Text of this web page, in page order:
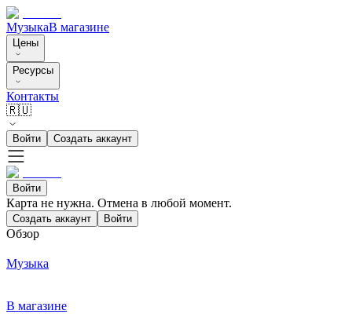
МузыкаВ магазине
Цены
Ресурсы
Контакты
🇷🇺
Войти Создать аккаунт
Войти
Карта не нужна. Отмена в любой момент.
Создать аккаунт Войти
Обзор
Музыка
В магазине